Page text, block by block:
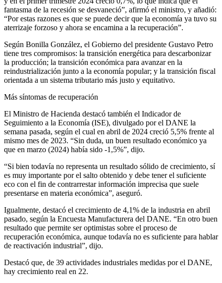
fantasma de la recesión se desvaneció”, afirmó el ministro, y añadió:
“Por estas razones es que se puede decir que la economía ya tuvo su
aterrizaje forzoso y ahora se encamina a la recuperación”.
Según Bonilla González, el Gobierno del presidente Gustavo Petro
tiene tres compromisos: la transición energética para descarbonizar
la producción; la transición económica para avanzar en la
reindustrialización junto a la economía popular; y la transición fiscal
orientada a un sistema tributario más justo y equitativo.
Más síntomas de recuperación
El Ministro de Hacienda destacó también el Indicador de
Seguimiento a la Economía (ISE), divulgado por el DANE la
semana pasada, según el cual en abril de 2024 creció 5,5% frente al
mismo mes de 2023. “Sin duda, un buen resultado económico ya
que en marzo (2024) había sido -1,5%”, dijo.
“Si bien todavía no representa un resultado sólido de crecimiento, sí
es muy importante por el salto obtenido y debe tener el suficiente
eco con el fin de contrarrestar información imprecisa que suele
presentarse en materia económica”, aseguró.
Igualmente, destacó el crecimiento de 4,1% de la industria en abril
pasado, según la Encuesta Manufacturera del DANE. “En otro buen
resultado que permite ser optimistas sobre el proceso de
recuperación económica, aunque todavía no es suficiente para hablar
de reactivación industrial”, dijo.
Destacó que, de 39 actividades industriales medidas por el DANE,
hay crecimiento real en 22.